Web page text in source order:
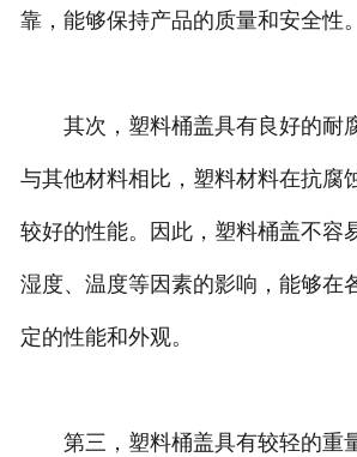
靠，能够保持产品的质量和安全性。
其次，塑料桶盖具有良好的耐腐
与其他材料相比，塑料材料在抗腐
较好的性能。因此，塑料桶盖不容
湿度、温度等因素的影响，能够在
定的性能和外观。
第三，塑料桶盖具有较轻的重